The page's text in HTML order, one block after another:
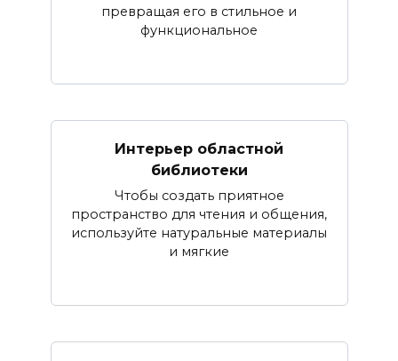
превращая его в стильное и
функциональное
Интерьер областной
библиотеки
Чтобы создать приятное
пространство для чтения и общения,
используйте натуральные материалы
и мягкие